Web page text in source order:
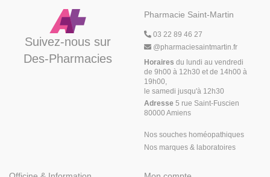
Suivez-nous sur
Des-Pharmacies
Pharmacie Saint-Martin
03 22 89 46 27
@pharmaciesaintmartin.fr
Horaires du lundi au vendredi
de 9h00 à 12h30 et de 14h00 à
19h00,
le samedi jusqu'à 12h30
Adresse 5 rue Saint-Fuscien
80000 Amiens
Nos souches homéopathiques
Nos marques & laboratoires